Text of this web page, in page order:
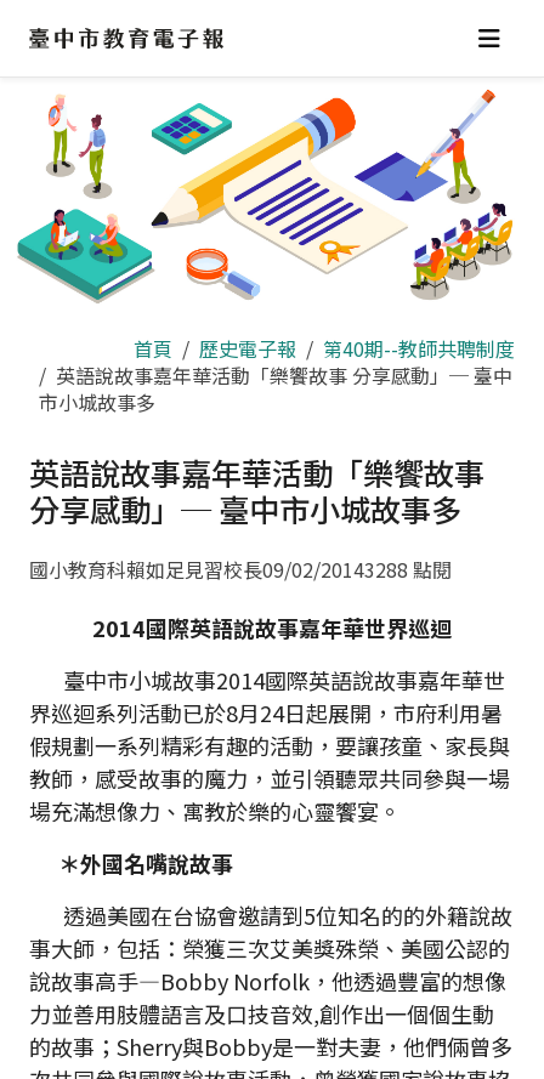
區
首頁 歷史電子報
第40期--教師共聘制度
英語說故事嘉年華活動「樂饗故事 分享感動」─ 臺中
市小城故事多
英語說故事嘉年華活動「樂饗故事
分享感動」─ 臺中市小城故事多
國小教育科賴如足見習校長09/02/20143288 點閱
2014國際英語說故事嘉年華世界巡迴
臺中市小城故事2014國際英語說故事嘉年華世
界巡迴系列活動已於8月24日起展開，市府利用暑
假規劃一系列精彩有趣的活動，要讓孩童、家長與
教師，感受故事的魔力，並引領聽眾共同參與一場
場充滿想像力、寓教於樂的心靈饗宴。
＊外國名嘴說故事
透過美國在台協會邀請到5位知名的的外籍說故
事大師，包括：榮獲三次艾美獎殊榮、美國公認的
說故事高手—Bobby Norfolk，他透過豐富的想像
力並善用肢體語言及口技音效,創作出一個個生動
的故事；Sherry與Bobby是一對夫妻，他們倆曾多